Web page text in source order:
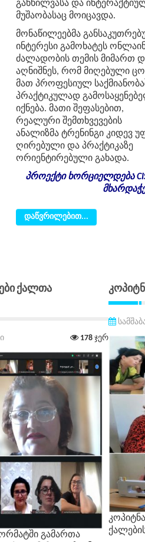
განხილვასა და
მუშაობასაც მოიცავდა.
მონაწილეებმა
ინტერესი გამოხატეს
ძალადობის თემის მიმართ
აღნიშნეს,რომ მიღებული
მათ პროფესიულ
პრაქტიკულად
იქნება.მათი შეფასებით,
რეალური შემთხვევების
ანალიზმა ტრენინგი კიდევ
ღირებული და პრაქტიკაზე
ორიენტირებული გახადა.
პროექტი ხორციელდება
დაწვრილებით...
Ქალთა
178 ჯერ
გამართა